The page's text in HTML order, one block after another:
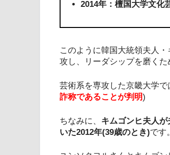
2014年：檀国大学文化
このように韓国大統領夫人
攻し、リーダシップを磨くた
芸術系を専攻した京畿大学で
詐称であることが判明)
ちなみに、 キムゴンヒ夫人
いた2012年(39歳のとき)です。